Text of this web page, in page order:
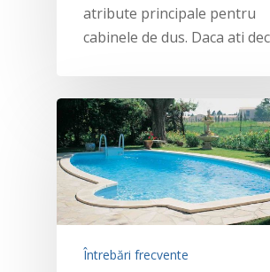
atribute principale pentru
cabinele de dus. Daca ati
Întrebări frecvente